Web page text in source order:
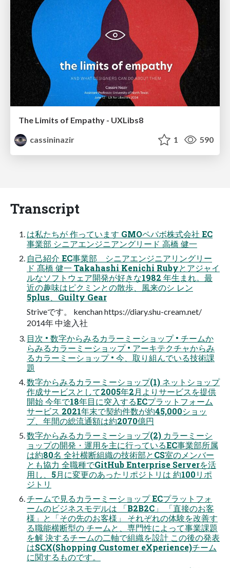
The Limits of Empathy - UXLibs8
cassininazir
1 590
Transcript
は私たちが 作っています GMOペパボ株式会社 EC
事業部 シニアエンジニアングリード 高橋 健一
自己紹介 EC事業部 シニアエンジニアリングリー
ド 髙橋 健一 Takahashi Kenichi Rubyとアジャイ
ルなソフトウェア開発が好きな1982 年生まれ。最
近の趣味はピクミンとの散歩、風来のシ レン
5plus、Guilty Gear
Striveです。 kenchan https://diary.shu-cream.net/
2014年 中途入社
目次 • 数字からみるカラーミーショップ • チームか
らみるカラーミーショップ • アーキテクチャからみ
るカラーミーショップ • 今、取り組んでいる技術課
題
数字からみるカラーミーショップ(1) ネットショップ
作成サービスとして2005年2月よりサービスを提供
開始 今年で18年目に突入するECプラットフォーム
サービス 2021年末で契約件数が約45,000ショッ
プ、年間の総流通額は約2070億円
数字からみるカラーミーショップ(2) カラーミーシ
ョップの開発・運用を主に行っているEC事業部所属
は約80名 全社横断組織の技術部とCS室のメンバー
とも協力 全職種でGitHub Enterprise Serverを活
用し、5月に変更のあったリポジトリは 約100リポ
ジトリ
チームで見るカラーミーショップ ECプラットフォ
ームのビジネスモデルは 「B2B2C」 「直接のお客
様」と「その先のお客様」 それぞれの体験を改善す
る職能横断型の チームと、専門性によって事業課題
を解 決するチームの二軸で組織を設計 この後の発表
はSCX(Shopping Customer eXperience)チーム
に関するものです。